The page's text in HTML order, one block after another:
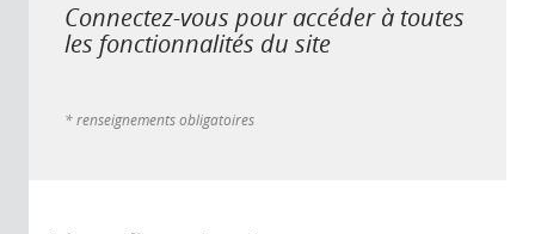
Connectez-vous pour accéder à toutes
les fonctionnalités du site
* renseignements obligatoires